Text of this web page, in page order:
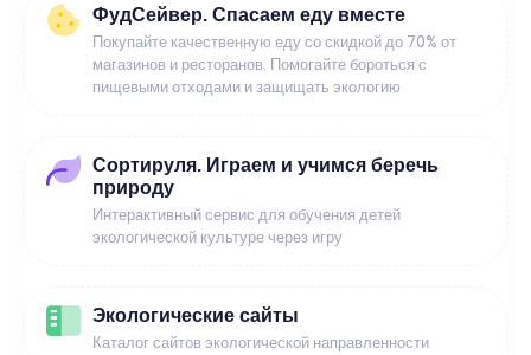
ФудСейвер. Спасаем еду вместе
Покупайте качественную еду со скидкой до 70% от
магазинов и ресторанов. Помогайте бороться с
пищевыми отходами и защищать экологию
Сортируля. Играем и учимся беречь
природу
Интерактивный сервис для обучения детей
экологической культуре через игру
Экологические сайты
Каталог сайтов экологической направленности